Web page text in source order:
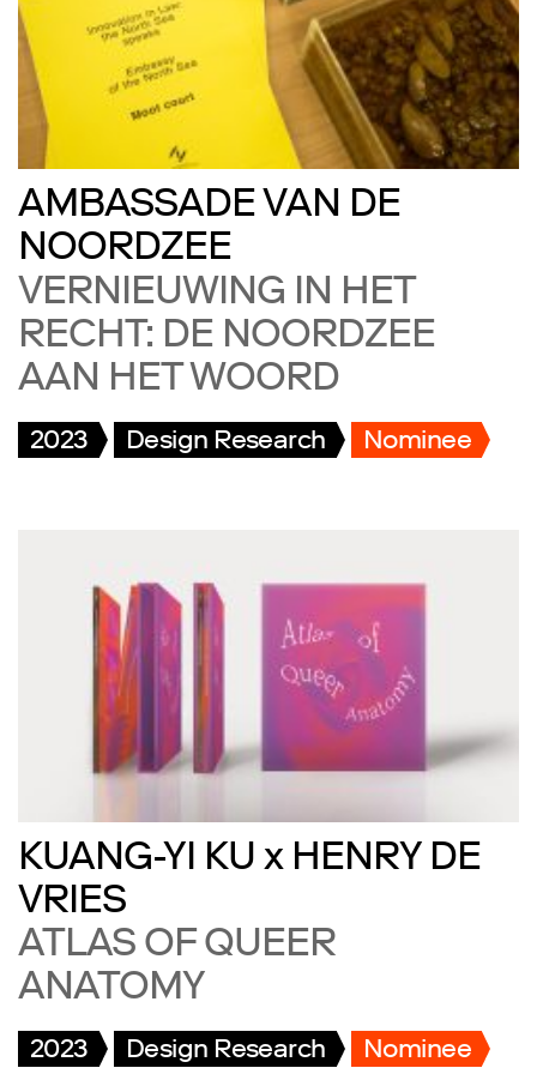
AMBASSADE VAN DE
NOORDZEE
VERNIEUWING IN HET
RECHT: DE NOORDZEE
AAN HET WOORD
2023 Design Research Nominee
KUANG-YI KU x HENRY DE
VRIES
ATLAS OF QUEER
ANATOMY
2023 Design Research Nominee